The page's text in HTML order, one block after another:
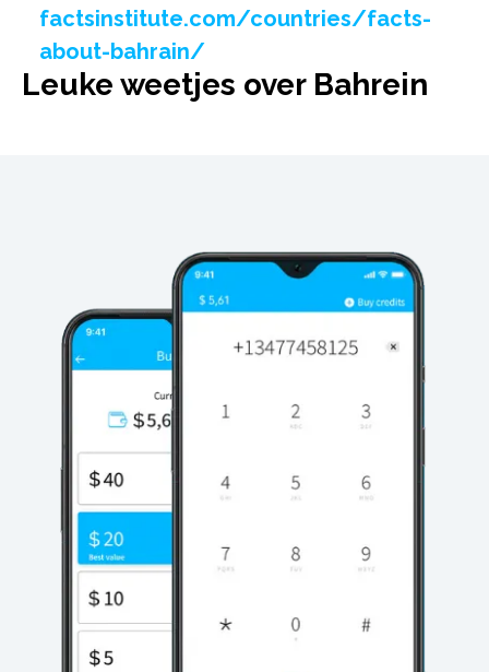
factsinstitute.com/countries/facts-
about-bahrain/
Leuke weetjes over Bahrein